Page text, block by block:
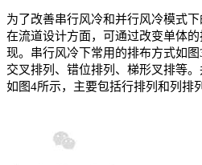
为了改善串行风冷和并行风冷模式下
在流道设计方面，可通过改变单体
现。串行风冷下常用的排布方式如图
交叉排列、错位排列、梯形叉排等
如图4所示，主要包括行排列和列排